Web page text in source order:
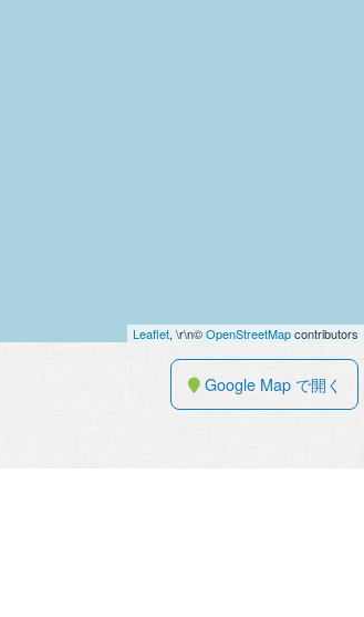
Leaflet, \r\n©OpenStreetMapcontributors
Google Map で開く